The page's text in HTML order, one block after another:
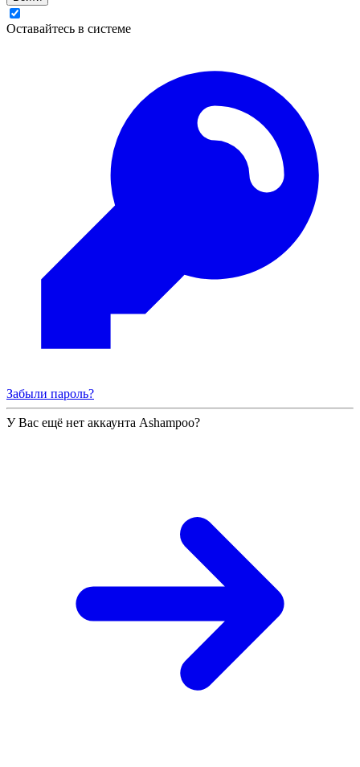
Оставайтесь в системе
Забыли пароль?
У Вас ещё нет аккаунта Ashampoo?